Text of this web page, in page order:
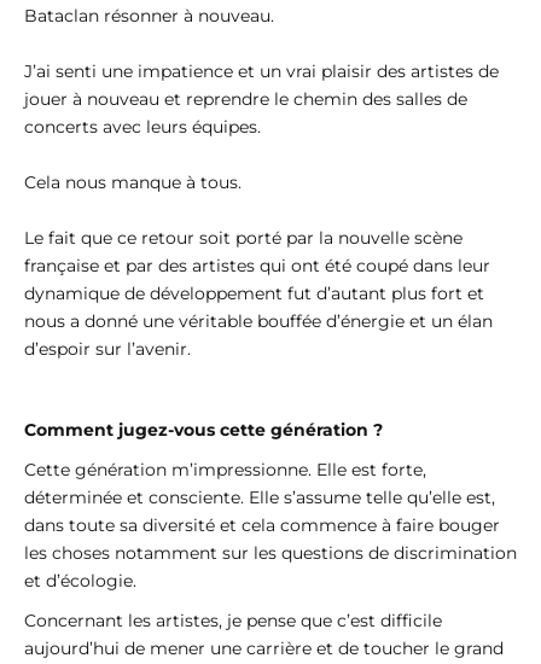
Bataclan résonner à nouveau.
J’ai senti une impatience et un vrai plaisir des artistes de
jouer à nouveau et reprendre le chemin des salles de
concerts avec leurs équipes.
Cela nous manque à tous.
Le fait que ce retour soit porté par la nouvelle scène
française et par des artistes qui ont été coupé dans leur
dynamique de développement fut d’autant plus fort et
nous a donné une véritable bouffée d’énergie et un élan
d’espoir sur l’avenir.
Comment jugez-vous cette génération ?
Cette génération m’impressionne. Elle est forte,
déterminée et consciente. Elle s’assume telle qu’elle est,
dans toute sa diversité et cela commence à faire bouger
les choses notamment sur les questions de discrimination
et d’écologie.
Concernant les artistes, je pense que c’est difficile
aujourd’hui de mener une carrière et de toucher le grand